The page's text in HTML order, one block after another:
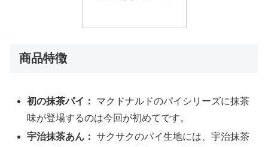
商品特徴
初の抹茶パイ：
マクドナルドのパイシリーズに抹茶
味が登場するのは今回が初めてです。
宇治抹茶あん： サクサクのパイ生地には、宇治抹茶